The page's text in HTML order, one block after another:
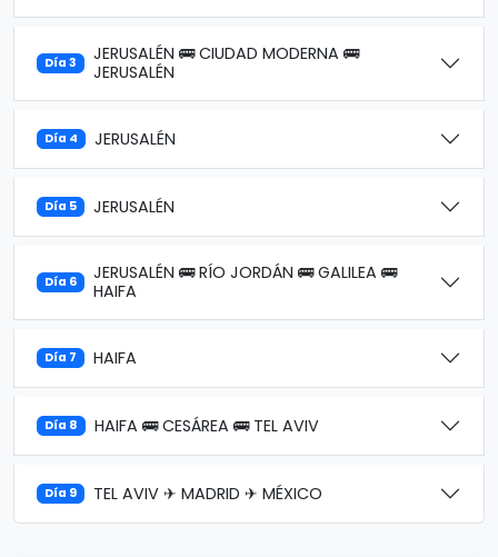
Día 3
JERUSALÉN 🚌 CIUDAD MODERNA 🚌
JERUSALÉN
Día 4 JERUSALÉN
Día 5 JERUSALÉN
Día 6
JERUSALÉN 🚌 RÍO JORDÁN 🚌 GALILEA 🚌
HAIFA
Día 7 HAIFA
Día 8 HAIFA 🚌 CESÁREA 🚌 TEL AVIV
Día 9 TEL AVIV ✈ MADRID ✈ MÉXICO